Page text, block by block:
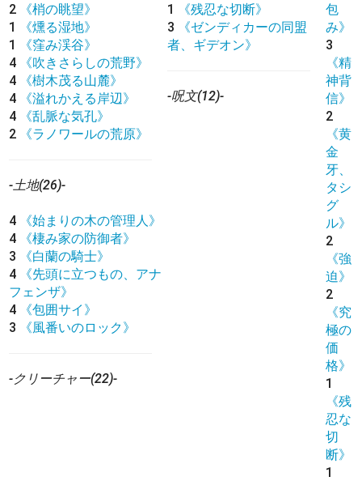
2
《梢の眺望》
1
《燻る湿地》
1
《窪み渓谷》
4
《吹きさらしの荒野》
4
《樹木茂る山麓》
4
《溢れかえる岸辺》
4
《乱脈な気孔》
2
《ラノワールの荒原》
-土地(26)-
4
《始まりの木の管理人》
4
《棲み家の防御者》
3
《白蘭の騎士》
4
《先頭に立つもの、アナ
フェンザ》
4
《包囲サイ》
3
《風番いのロック》
-クリーチャー(22)-
1
《残忍な切断》
3
《ゼンディカーの同盟
者、ギデオン》
-呪文(12)-
包
み》
3
《精
神背
信》
2
《黄
金
牙、
タシ
グ
ル》
2
《強
迫》
2
《究
極の
価
格》
1
《残
忍な
切
断》
1